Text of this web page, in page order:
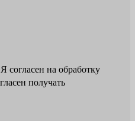
Я согласен на обработку
получать